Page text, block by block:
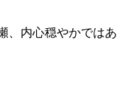
、内心穏やかではあ